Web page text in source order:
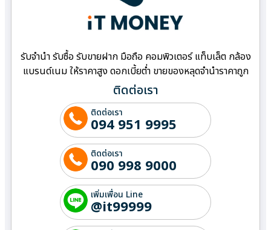
รับจำนำ รับซื้อ รับขายฝาก มือถือ คอมพิวเตอร์ แท็บเล็ต กล้อง
แบรนด์เนม ให้ราคาสูง ดอกเบี้ยต่ำ ขายของหลุดจำนำราคาถูก
ติดต่อเรา
ติดต่อเรา
094 951 9995
ติดต่อเรา
090 998 9000
เพิ่มเพื่อน Line
@it99999